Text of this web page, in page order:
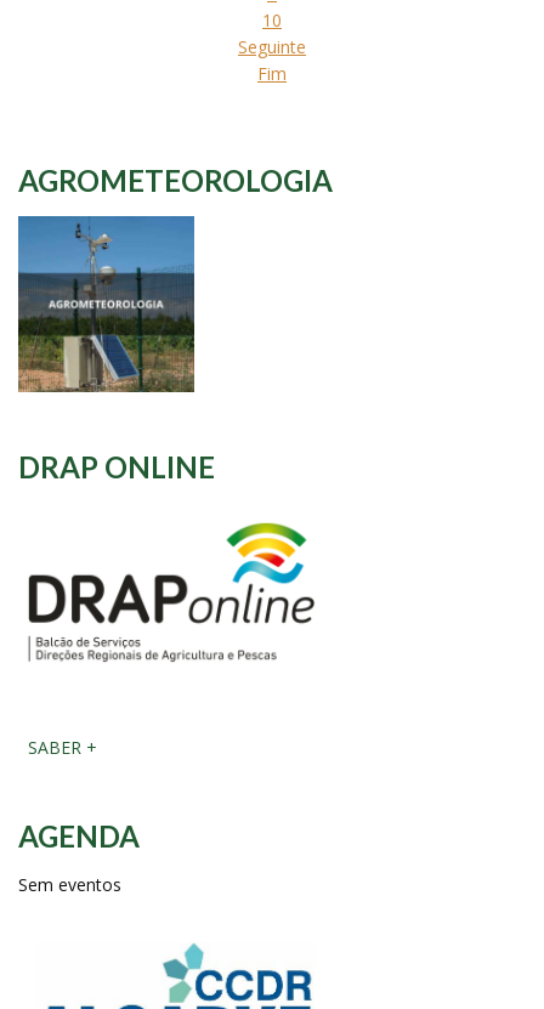
10
Seguinte
Fim
AGROMETEOROLOGIA
DRAP ONLINE
SABER +
AGENDA
Sem eventos